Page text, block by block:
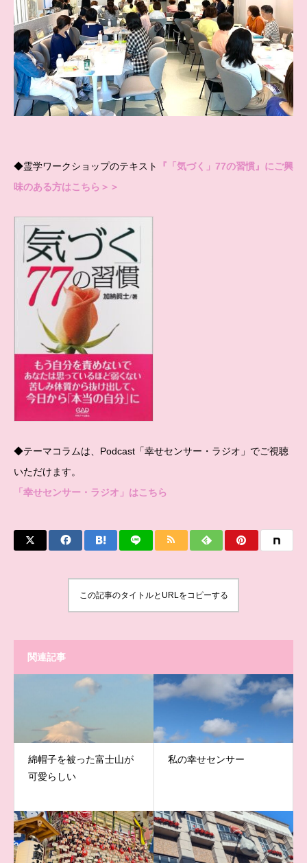
◆霊学ワークショップのテキスト
『「気づく」77の習慣』にご興
味のある方はこちら＞＞
◆テーマコラムは、Podcast「幸せセンサー・ラジオ」でご視聴
いただけます。
「幸せセンサー・ラジオ」はこちら
この記事のタイトルとURLをコピーする
関連記事
綿帽子を被った富士山が
可愛らしい
私の幸せセンサー